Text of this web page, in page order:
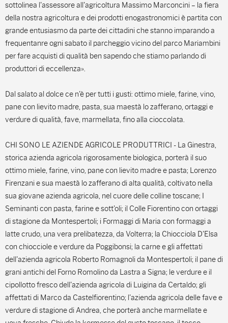
sottolinea l'assessore all'agricoltura Massimo Marconcini – la fiera
della nostra agricoltura e dei prodotti enogastronomici è partita con
grande entusiasmo da parte dei cittadini che stanno imparando a
frequentanre ogni sabato il parcheggio vicino del parco Mariambini
per fare acquisti di qualità ben sapendo che stiamo parlando di
produttori di eccellenza».
Dal salato al dolce ce n'è per tutti i gusti: ottimo miele, farine, vino,
pane con lievito madre, pasta, sua maestà lo zafferano, ortaggi e
verdure di qualità, fave, marmellata, fino alla cioccolata.
CHI SONO LE AZIENDE AGRICOLE PRODUTTRICI - La Ginestra,
storica azienda agricola rigorosamente biologica, porterà il suo
ottimo miele, farine, vino, pane con lievito madre e pasta; Lorenzo
Firenzani e sua maestà lo zafferano di alta qualità, coltivato nella
sua giovane azienda agricola, nel cuore delle colline toscane; I
Seminanti con pasta, farine e sott'oli; il Colle Fiorentino con ortaggi
di stagione da Montespertoli; i Formaggi di Maria con formaggi a
latte crudo, una vera prelibatezza, da Volterra; la Chiocciola D'Elsa
con chiocciole e verdure da Poggibonsi; la carne e gli affettati
dell'azienda agricola Roberto Romagnoli da Montespertoli; il pane di
grani antichi del Forno Romolino da Lastra a Signa; le verdure e il
cipollotto fresco dell'azienda agricola di Luigina da Certaldo; gli
affettati di Marco da Castelfiorentino; l'azienda agricola delle fave e
verdure di stagione di Andrea, che porterà anche marmellate e